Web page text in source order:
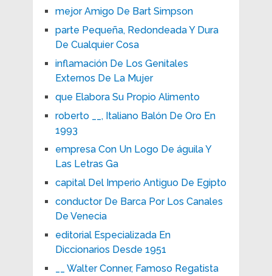
mejor Amigo De Bart Simpson
parte Pequeña, Redondeada Y Dura
De Cualquier Cosa
inflamación De Los Genitales
Externos De La Mujer
que Elabora Su Propio Alimento
roberto __, Italiano Balón De Oro En
1993
empresa Con Un Logo De águila Y
Las Letras Ga
capital Del Imperio Antiguo De Egipto
conductor De Barca Por Los Canales
De Venecia
editorial Especializada En
Diccionarios Desde 1951
__ Walter Conner, Famoso Regatista